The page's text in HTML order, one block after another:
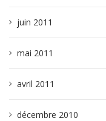
juin 2011
mai 2011
avril 2011
décembre 2010